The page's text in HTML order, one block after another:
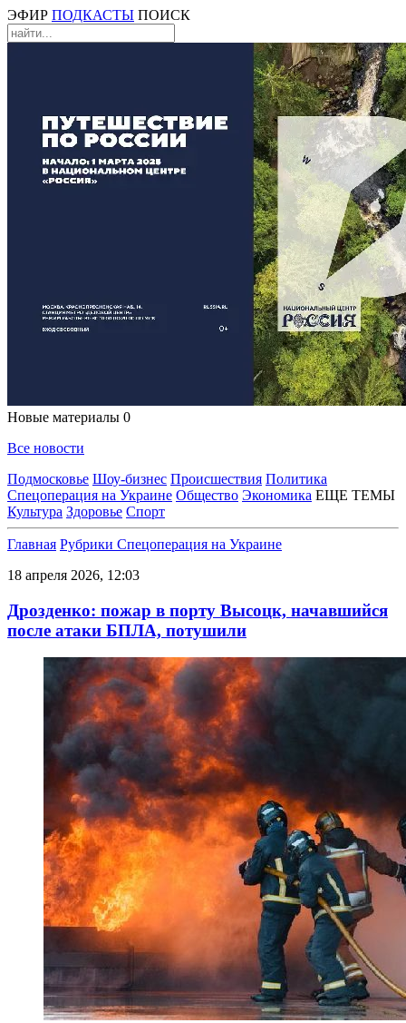
ЭФИР ПОДКАСТЫ ПОИСК
Новые материалы 0
Все новости
Подмосковье Шоу-бизнес Происшествия Политика
Спецоперация на Украине Общество Экономика ЕЩЕ ТЕМЫ
Культура Здоровье Спорт
Главная Рубрики Спецоперация на Украине
18 апреля 2026, 12:03
Дрозденко: пожар в порту Высоцк, начавшийся
после атаки БПЛА, потушили